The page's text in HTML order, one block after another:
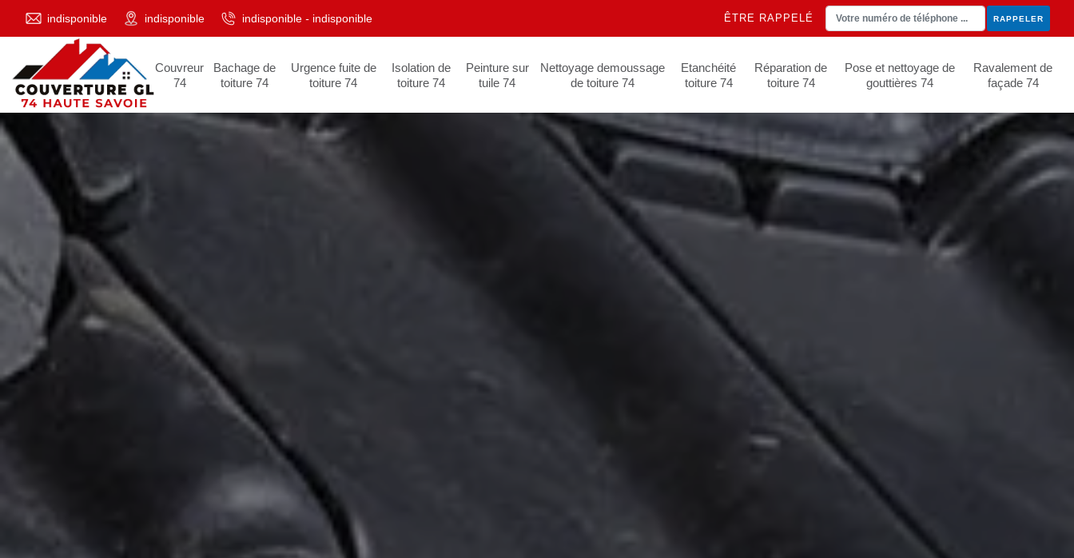
indisponible indisponible indisponible - indisponible ÊTRE RAPPELÉ
Couvreur
74
Bachage de
toiture 74
Urgence fuite de
toiture 74
Isolation de
toiture 74
Peinture sur
tuile 74
Nettoyage demoussage
de toiture 74
Etanchéité
toiture 74
Réparation de
toiture 74
Pose et nettoyage de
gouttières 74
Ravalement de
façade 74